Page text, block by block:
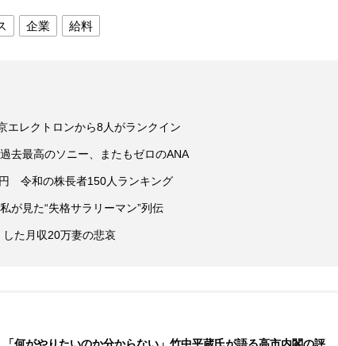
企業 給料
レクトロンから8人がランクイン
去最高のソニー、またもゼロのANA
令和の株長者150人ランキング
見た“失格サラリーマン”列伝
た月収20万妻の悲哀